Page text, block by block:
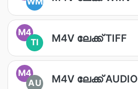
M4
TI
M4V ലേക്ക് TIFF
M4
AU
M4V ലേക്ക് AUDIO